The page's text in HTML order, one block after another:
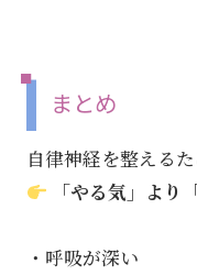
まとめ
自律神経を整える
「やる気」より
・呼吸が深い